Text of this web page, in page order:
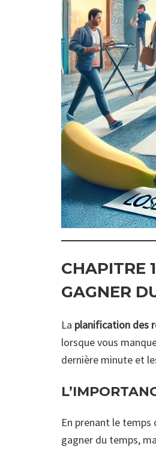
CHAPITRE
GAGNER
La planification des
lorsque vous
dernière minute et
En prenant le temps
gagner du temps,